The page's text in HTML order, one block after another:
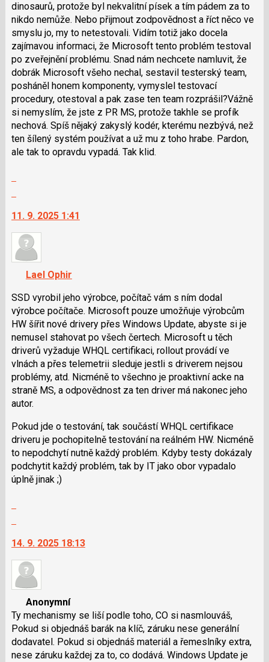
pro
následující
a
P
pro
předchozí
nový
názor
dinosaurů, protože byl nekvalitní písek a tím pádem za to
nikdo nemůže. Nebo přijmout zodpovědnost a říct něco ve
smyslu jo, my to netestovali. Vidím totiž jako docela
zajímavou informaci, že Microsoft tento problém testoval
po zveřejnění problému. Snad nám nechcete namluvit, že
dobrák Microsoft všeho nechal, sestavil testerský team,
posháněl honem komponenty, vymyslel testovací
procedury, otestoval a pak zase ten team rozprášil?Vážně
si nemyslím, že jste z PR MS, protože takhle se profík
nechová. Spíš nějaký zakyslý kodér, kterému nezbývá, než
ten šílený systém používat a už mu z toho hrabe. Pardon,
ale tak to opravdu vypadá. Tak klid.
další
nový
názor.
navigaci
lze
použít
i
klávesy
N
pro
následující
a
P
pro
nový
názor
11. 9. 2025 1:41
Lael Ophir
SSD vyrobil jeho výrobce, počítač vám s ním dodal
výrobce počítače. Microsoft pouze umožňuje výrobcům
HW šířit nové drivery přes Windows Update, abyste si je
nemusel stahovat po všech čertech. Microsoft u těch
driverů vyžaduje WHQL certifikaci, rollout provádí ve
vlnách a přes telemetrii sleduje jestli s driverem nejsou
problémy, atd. Nicméně to všechno je proaktivní acke na
straně MS, a odpovědnost za ten driver má nakonec jeho
autor.
Pokud jde o testování, tak součástí WHQL certifikace
driveru je pochopitelně testování na reálném HW. Nicméně
to nepodchytí nutně každý problém. Kdyby testy dokázaly
podchytit každý problém, tak by IT jako obor vypadalo
úplně jinak ;)
další
nový
názor.
navigaci
použít
i
klávesy
14. 9. 2025 18:13
Anonymní
Ty mechanismy se liší podle toho, CO si nasmlouváš,
Pokud si objednáš barák na klíč, záruku nese generální
dodavatel. Pokud si objednáš materiál a řemeslníky extra,
nese záruku každej za to, co dodává. Windows Update je